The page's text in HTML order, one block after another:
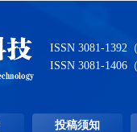
ISSN 3081-1392
ISSN 3081-1406
投稿须知